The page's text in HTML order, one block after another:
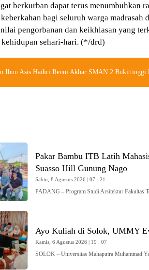
berkurban dapat terus menumbuhkan
bagi seluruh warga madrasah
pengorbanan dan keikhlasan yang
sehari-hari. (*/drd)
Ibnu Asis Hadiri Reuni Akbar SMAN 2 Bukittinggi
Pakar Bambu ITB Latih
Suasso Hill Gunung Nago
Sabtu, 8 Agustus 2026 | 07 : 21
PADANG – Program Studi Arsitektur Fakultas
Ayo Kuliah di Solok, UMMY
Kamis, 6 Agustus 2026 | 19 : 07
SOLOK – Universitas Mahaputra Muhammad